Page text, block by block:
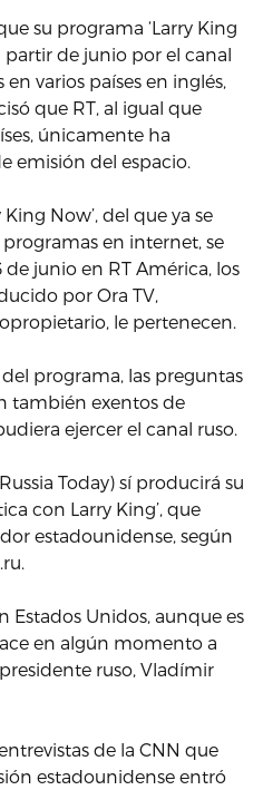
su programa ‘Larry King
partir de junio por el canal
varios países en inglés,
que RT, al igual que
únicamente ha
emisión del espacio.
Now’, del que ya se
en internet, se
junio en RT América, los
por Ora TV,
le pertenecen.
programa, las preguntas
también exentos de
ejercer el canal ruso.
Today) sí producirá su
con Larry King’, que
estadounidense, según
Estados Unidos, aunque es
en algún momento a
ruso, Vladímir
de la CNN que
estadounidense entró